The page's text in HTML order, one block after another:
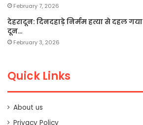
February 7, 2026
देहरादून: दिनदहाड़े निर्मम हत्या से दहल गया
दून…
February 3, 2026
Quick Links
About us
Privacy Policy